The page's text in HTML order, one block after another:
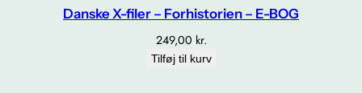
Danske X-filer – Forhistorien – E-BOG
249,00 kr.
Tilføj til kurv